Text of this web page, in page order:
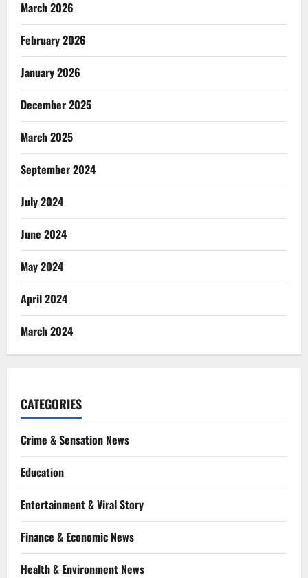
March 2026
February 2026
January 2026
December 2025
March 2025
September 2024
July 2024
June 2024
May 2024
April 2024
March 2024
CATEGORIES
Crime & Sensation News
Education
Entertainment & Viral Story
Finance & Economic News
Health & Environment News